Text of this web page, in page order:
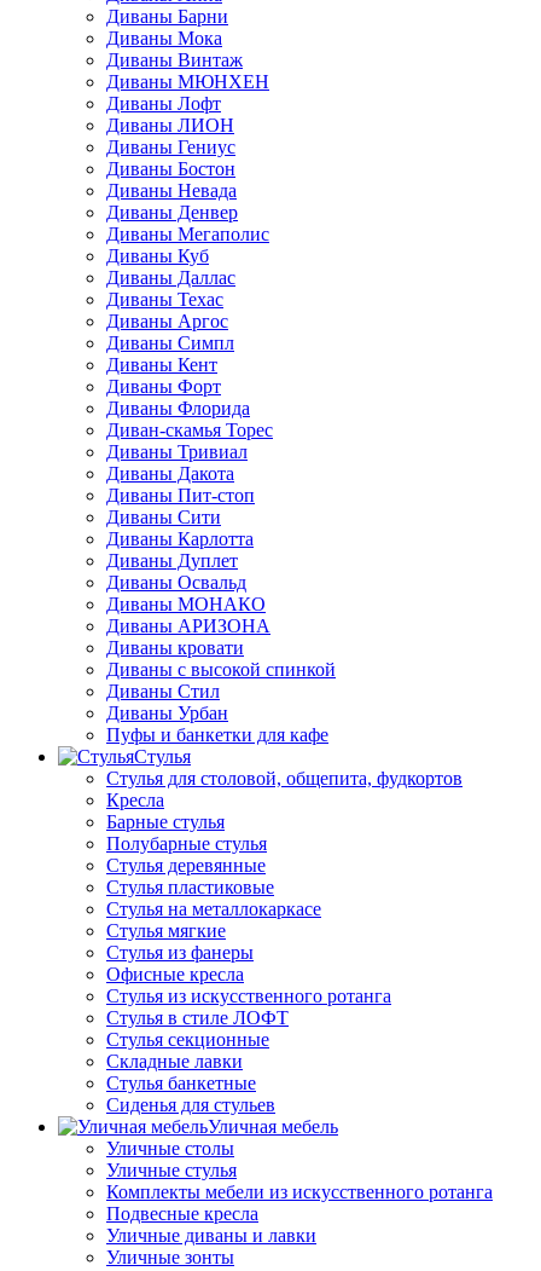
Диваны Барни
Диваны Мока
Диваны Винтаж
Диваны МЮНХЕН
Диваны Лофт
Диваны ЛИОН
Диваны Гениус
Диваны Бостон
Диваны Невада
Диваны Денвер
Диваны Мегаполис
Диваны Куб
Диваны Даллас
Диваны Техас
Диваны Аргос
Диваны Симпл
Диваны Кент
Диваны Форт
Диваны Флорида
Диван-скамья Торес
Диваны Тривиал
Диваны Дакота
Диваны Пит-стоп
Диваны Сити
Диваны Карлотта
Диваны Дуплет
Диваны Освальд
Диваны МОНАКО
Диваны АРИЗОНА
Диваны кровати
Диваны с высокой спинкой
Диваны Стил
Диваны Урбан
Пуфы и банкетки для кафе
Стулья
Стулья для столовой, общепита, фудкортов
Кресла
Барные стулья
Полубарные стулья
Стулья деревянные
Стулья пластиковые
Стулья на металлокаркасе
Стулья мягкие
Стулья из фанеры
Офисные кресла
Стулья из искусственного ротанга
Стулья в стиле ЛОФТ
Стулья секционные
Складные лавки
Стулья банкетные
Сиденья для стульев
Уличная мебель
Уличные столы
Уличные стулья
Комплекты мебели из искусственного ротанга
Подвесные кресла
Уличные диваны и лавки
Уличные зонты